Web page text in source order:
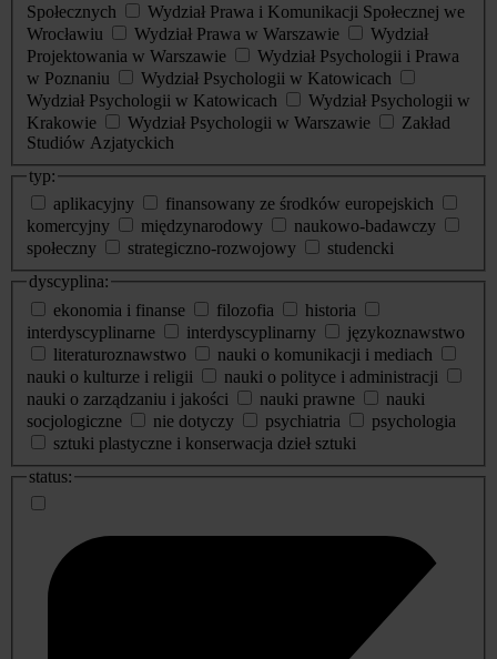
Społecznych
Wydział Prawa i Komunikacji Społecznej we
Wrocławiu
Wydział Prawa w Warszawie
Wydział
Projektowania w Warszawie
Wydział Psychologii i Prawa
w Poznaniu
Wydział Psychologii w Katowicach
Wydział Psychologii w Katowicach
Wydział Psychologii w
Krakowie
Wydział Psychologii w Warszawie
Zakład
Studiów Azjatyckich
typ:
aplikacyjny
finansowany ze środków europejskich
komercyjny
międzynarodowy
naukowo-badawczy
społeczny
strategiczno-rozwojowy
studencki
dyscyplina:
ekonomia i finanse
filozofia
historia
interdyscyplinarne
interdyscyplinarny
językoznawstwo
literaturoznawstwo
nauki o komunikacji i mediach
nauki o kulturze i religii
nauki o polityce i administracji
nauki o zarządzaniu i jakości
nauki prawne
nauki
socjologiczne
nie dotyczy psychiatria
psychologia
sztuki plastyczne i konserwacja dzieł sztuki
status: